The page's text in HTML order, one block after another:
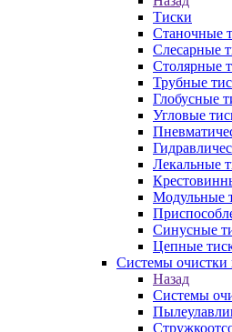
Тиски
Станочные
Слесарные
Столярные
Трубные
Глобусные
Угловые
Лекальные
Модульные
Синусные
Цепные
Системы очистки
Назад
Системы